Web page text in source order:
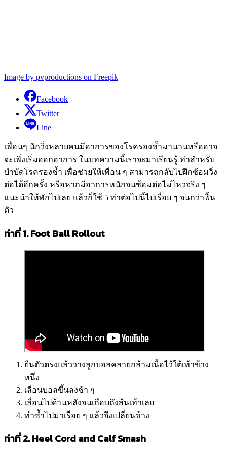
Image by pvproductions on Freepik
Facebook
Twitter
Line
เพื่อนๆ นักวิ่งหลายคนมีอาการของโรครองช้ำมานานหรืออาจ
จะเพึ่งเริ่มออกอาการ ในบทความนี้เราจะมาเรียนรู้ ท่าสำหรับ
บำบัดโรครองช้ำ เพื่อช่วยให้เพื่อน ๆ สามารถกลับไปฝึกซ้อมวิ่ง
ต่อได้อีกครั้ง หรือหากมีอาการหนักจนซ้อมต่อไม่ไหวจริง ๆ
แนะนำให้พักไปเลย แล้วก็ใช้ 5 ท่าต่อไปนี้ไปเรื่อย ๆ จนกว่าฟื้น
ตัว
ท่าที่ 1. Foot Ball Rollout
ยืนตัวตรงแล้ววางลูกบอลคลายกล้ามเนื้อไว้ใต้เท้าข้าง
หนึ่ง
เลื่อนบอลขึ้นลงช้า ๆ
เลื่อนไปด้านหลังจนเกือบถึงส้นเท้าเลย
ทำซ้ำไปมาเรื่อย ๆ แล้วจึงเปลี่ยนข้าง
ท่าที่ 2. Heel Cord and Calf Smash